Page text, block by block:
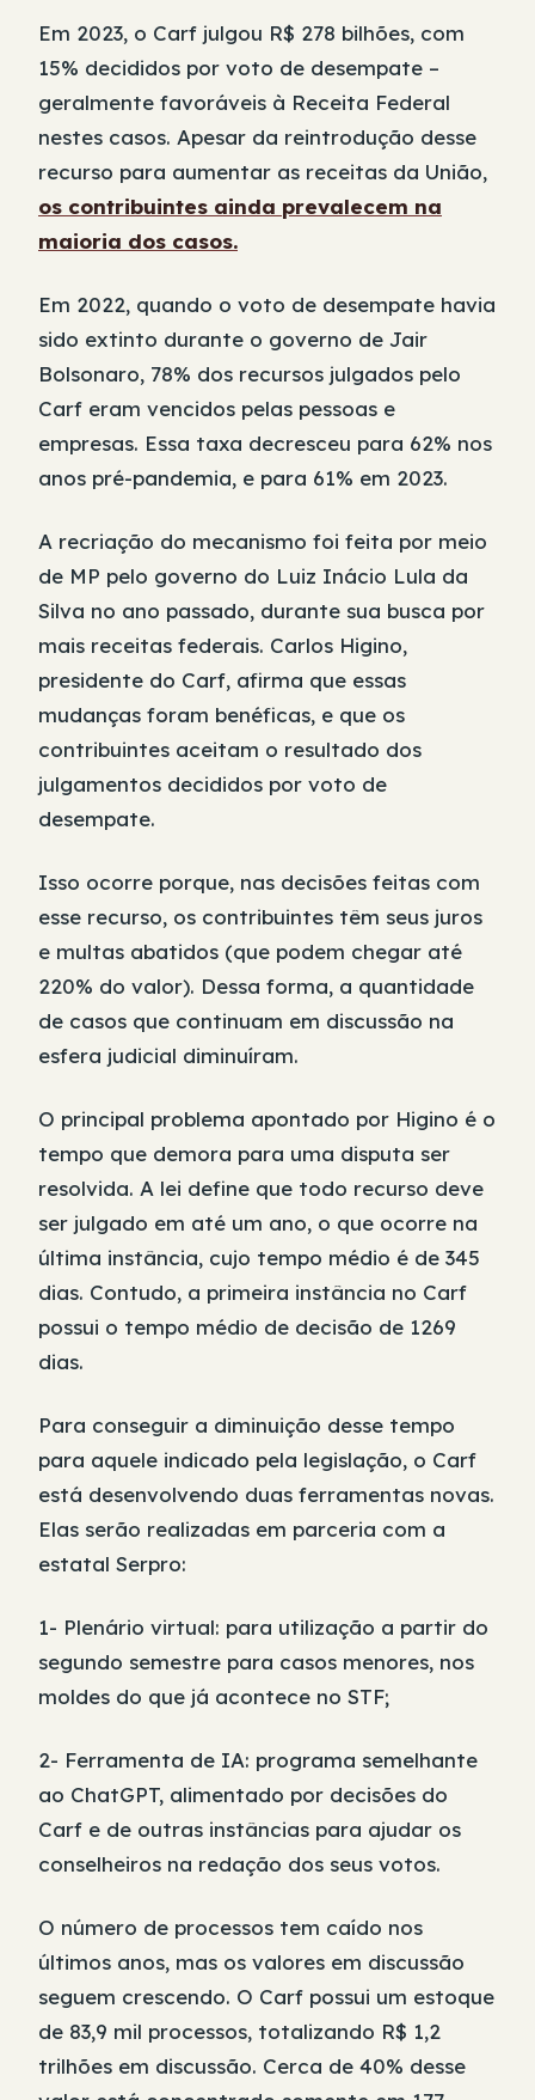
Em 2023, o Carf julgou R$ 278 bilhões, com
15% decididos por voto de desempate –
geralmente favoráveis à Receita Federal
nestes casos. Apesar da reintrodução desse
recurso para aumentar as receitas da União,
os contribuintes ainda prevalecem na
maioria dos casos.
Em 2022, quando o voto de desempate havia
sido extinto durante o governo de Jair
Bolsonaro, 78% dos recursos julgados pelo
Carf eram vencidos pelas pessoas e
empresas. Essa taxa decresceu para 62% nos
anos pré-pandemia, e para 61% em 2023.
A recriação do mecanismo foi feita por meio
de MP pelo governo do Luiz Inácio Lula da
Silva no ano passado, durante sua busca por
mais receitas federais. Carlos Higino,
presidente do Carf, afirma que essas
mudanças foram benéficas, e que os
contribuintes aceitam o resultado dos
julgamentos decididos por voto de
desempate.
Isso ocorre porque, nas decisões feitas com
esse recurso, os contribuintes têm seus juros
e multas abatidos (que podem chegar até
220% do valor). Dessa forma, a quantidade
de casos que continuam em discussão na
esfera judicial diminuíram.
O principal problema apontado por Higino é o
tempo que demora para uma disputa ser
resolvida. A lei define que todo recurso deve
ser julgado em até um ano, o que ocorre na
última instância, cujo tempo médio é de 345
dias. Contudo, a primeira instância no Carf
possui o tempo médio de decisão de 1269
dias.
Para conseguir a diminuição desse tempo
para aquele indicado pela legislação, o Carf
está desenvolvendo duas ferramentas novas.
Elas serão realizadas em parceria com a
estatal Serpro:
1- Plenário virtual: para utilização a partir do
segundo semestre para casos menores, nos
moldes do que já acontece no STF;
2- Ferramenta de IA: programa semelhante
ao ChatGPT, alimentado por decisões do
Carf e de outras instâncias para ajudar os
conselheiros na redação dos seus votos.
O número de processos tem caído nos
últimos anos, mas os valores em discussão
seguem crescendo. O Carf possui um estoque
de 83,9 mil processos, totalizando R$ 1,2
trilhões em discussão. Cerca de 40% desse